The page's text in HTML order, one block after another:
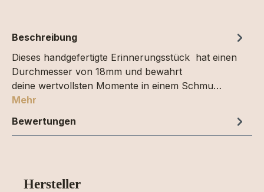
Beschreibung
Dieses handgefertigte Erinnerungsstück hat einen
Durchmesser von 18mm und bewahrt
deine wertvollsten Momente in einem Schmu…
Mehr
Bewertungen
Hersteller